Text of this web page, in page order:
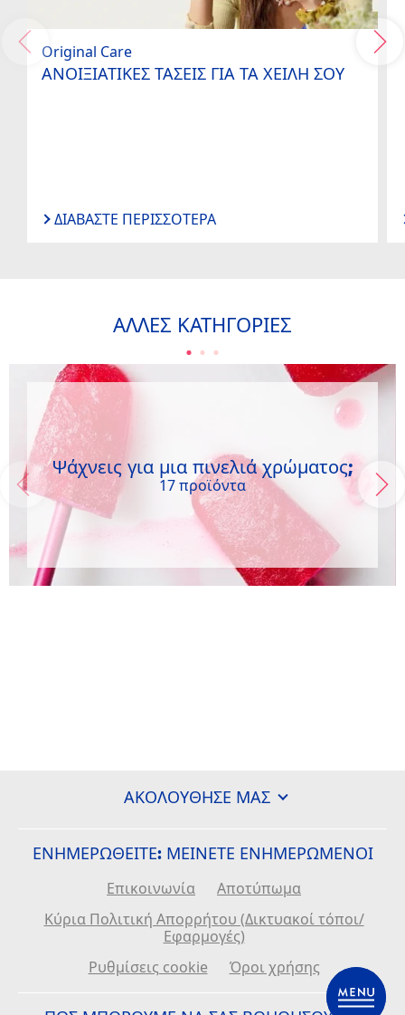
Original Care
ΑΝΟΙΞΙΑΤΙΚΕΣ ΤΑΣΕΙΣ ΓΙΑ ΤΑ ΧΕΙΛΗ ΣΟΥ
ΔΙΑΒΆΣΤΕ ΠΕΡΙΣΣΌΤΕΡΑ
ΆΛΛΕΣ ΚΑΤΗΓΟΡΊΕΣ
Ψάχνεις για μια πινελιά χρώματος;
17 προϊόντα
ΕΝΗΜΕΡΩΘΕΙΤΕ: ΜΕΊΝΕΤΕ ΕΝΗΜΕΡΩΜΈΝΟΙ
Επικοινωνία
Αποτύπωμα
Κύρια Πολιτική Απορρήτου (Δικτυακοί τόποι/
Εφαρμογές)
Ρυθμίσεις cookie
Όροι χρήσης
ΑΚΟΛΟΎΘΗΣΈ ΜΑΣ